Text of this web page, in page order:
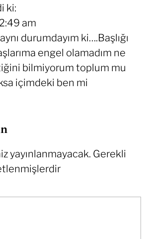
ki:
am
durumdayım ki….Başlığı
engel olamadım ne
bilmiyorum toplum mu
içimdeki ben mi
yayınlanmayacak. Gerekli